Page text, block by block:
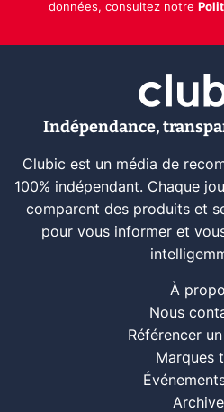
données, consultez notre
Indépendance,
Clubic est un média de
100% indépendant. Chaque
comparent des produits et
pour vous informer et
À
Nous
Référencer
Marques